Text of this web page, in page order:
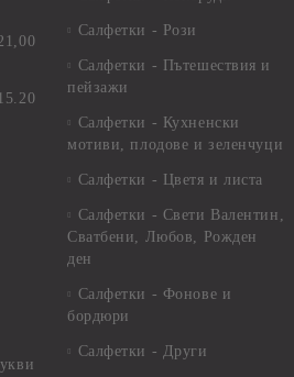
Салфетки - Рози
Салфетки - Пътешествия и
пейзажи
Салфетки - Кухненски
мотиви, плодове и зеленчуци
Салфетки - Цветя и листа
Салфетки - Свети Валентин,
Сватбени, Любов, Рожден
ден
Салфетки - Фонове и
бордюри
Салфетки - Други